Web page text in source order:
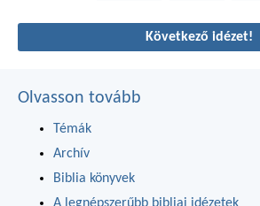
Következő idézet!
Olvasson tovább
Témák
Archív
Biblia könyvek